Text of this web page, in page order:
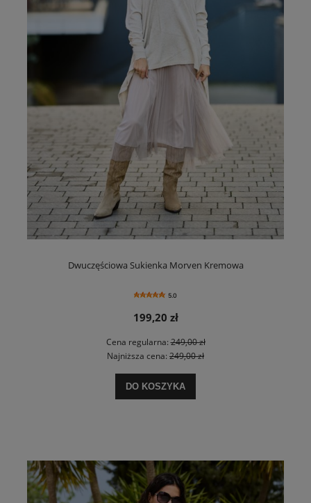
Dwuczęściowa Sukienka Morven Kremowa
5.0
199,20 zł
Cena regularna:249,00 zł
Najniższa cena: 249,00 zł
DO KOSZYKA